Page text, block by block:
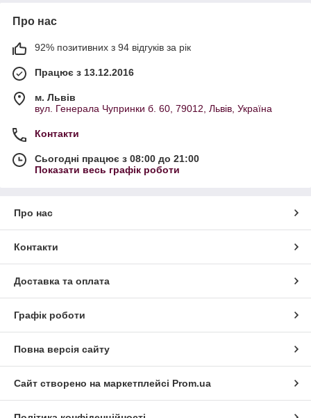
Про нас
92% позитивних з 94 відгуків за рік
Працює з 13.12.2016
м. Львів
вул. Генерала Чупринки б. 60, 79012, Львів, Україна
Контакти
Сьогодні працює з 08:00 до 21:00
Показати весь графік роботи
Про нас
Контакти
Доставка та оплата
Графік роботи
Повна версія сайту
Сайт створено на маркетплейсі Prom.ua